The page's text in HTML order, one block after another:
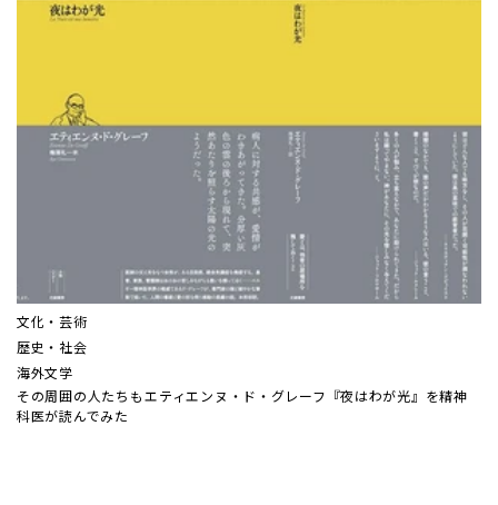
文化・芸術
歴史・社会
海外文学
その周囲の人たちも――エティエンヌ・ド・グレーフ『夜はわが光』を精神
科医が読んでみた